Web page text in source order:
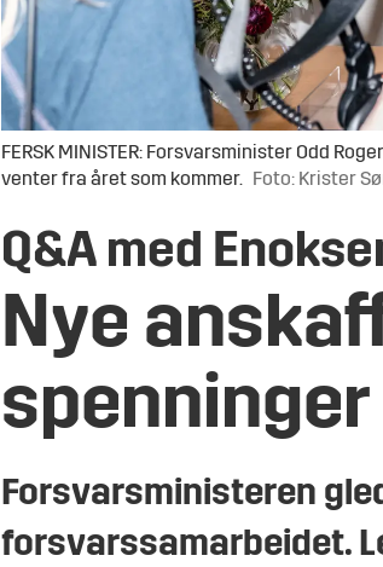
FERSK MINISTER: Forsvarsminister Odd
venter fra året som kommer. Foto: Krister
Q&A med
Nye
spenninger
Forsvarsministeren
forsvarssamarbeidet.